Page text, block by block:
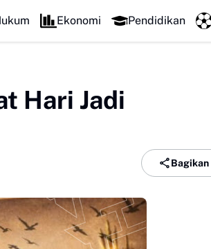
Ekonomi Pendidikan
Hari Jadi
Bagikan